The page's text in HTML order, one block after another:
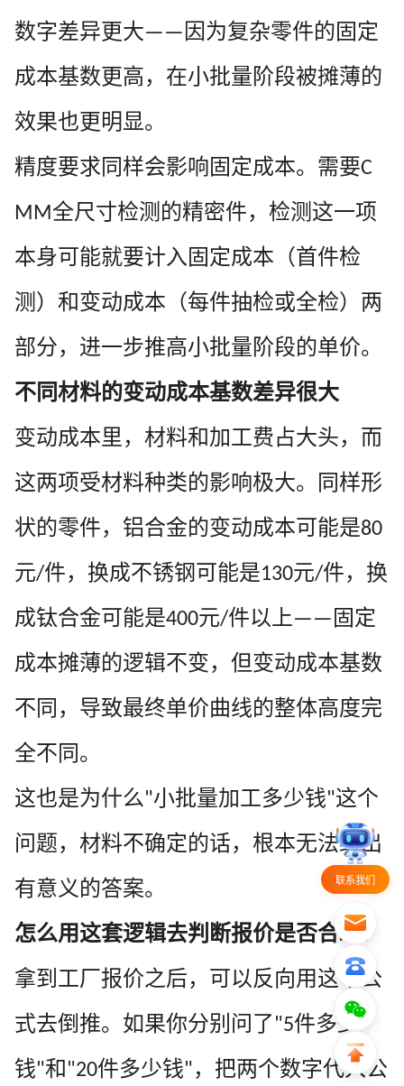
数字差异更大—— 因为复杂零件的固定
成本基数更高，在小批量阶段被摊薄的
效果也更明显。
精度要求同样会影响固定成本。需要C
MM全尺寸检测的精密件，检测这一项
本身可能就要计入固定成本（首件检
测）和变动成本（每件抽检或全检）两
部分，进一步推高小批量阶段的单价。
不同材料的变动成本基数差异很大
变动成本里，材料和加工费占大头，而
这两项受材料种类的影响极大。同样形
状的零件，铝合金的变动成本可能是80
元/件，换成不锈钢可能是130元/件，换
成钛合金可能是400元/件以上—— 固定
成本摊薄的逻辑不变，但变动成本基数
不同，导致最终单价曲线的整体高度完
全不同。
这也是为什么"小批量加工多少钱"这个
问题，材料不确定的话，根本无法给出
有意义的答案。
怎么用这套逻辑去判断报价是否合理？
拿到工厂报价之后，可以反向用这个公
式去倒推。如果你分别问了 "5件多少
钱"和 "20件多少钱" ，把两个数字代入公
联系我们